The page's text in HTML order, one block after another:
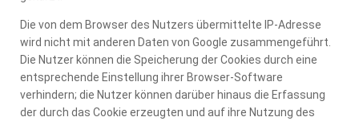
Die von dem Browser des Nutzers übermittelte IP-Adresse
wird nicht mit anderen Daten von Google zusammengeführt.
Die Nutzer können die Speicherung der Cookies durch eine
entsprechende Einstellung ihrer Browser-Software
verhindern; die Nutzer können darüber hinaus die Erfassung
der durch das Cookie erzeugten und auf ihre Nutzung des